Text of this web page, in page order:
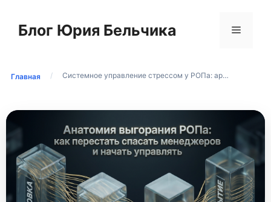
содержимому
Блог Юрия Бельчика Меню
Главная / Системное управление стрессом у РОПа: ар…